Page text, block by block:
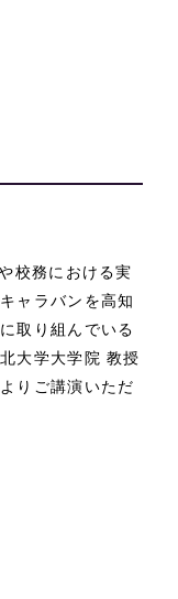
校務における実
ャラバンを高知
取り組んでいる
大学大学院 教授
りご講演いただ